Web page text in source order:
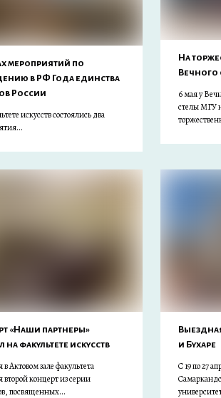
мероприятий по
в РФ Года единства
России
искусств состоялись два
На
Вечного
6 мая у
стелы МГУ
«Наши партнеры»
на факультете искусств
в Актовом зале факультета
второй концерт из серии
посвященных...
и Бухаре
С 19 по 27